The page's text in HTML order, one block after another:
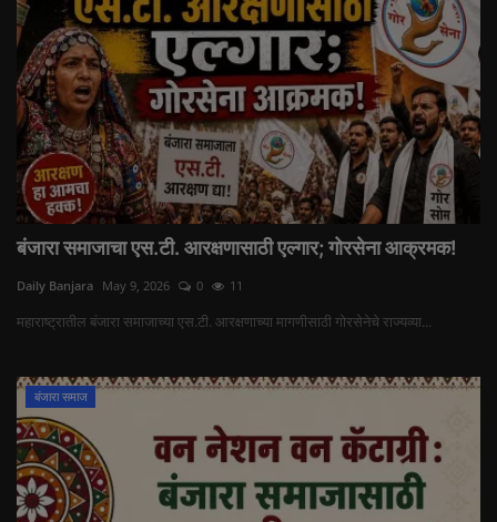
बंजारा समाजाचा एस.टी. आरक्षणासाठी एल्गार; गोरसेना आक्रमक!
Daily Banjara May 9, 2026 0 11
महाराष्ट्रातील बंजारा समाजाच्या एस.टी. आरक्षणाच्या मागणीसाठी गोरसेनेचे राज्यव्या...
बंजारा समाज